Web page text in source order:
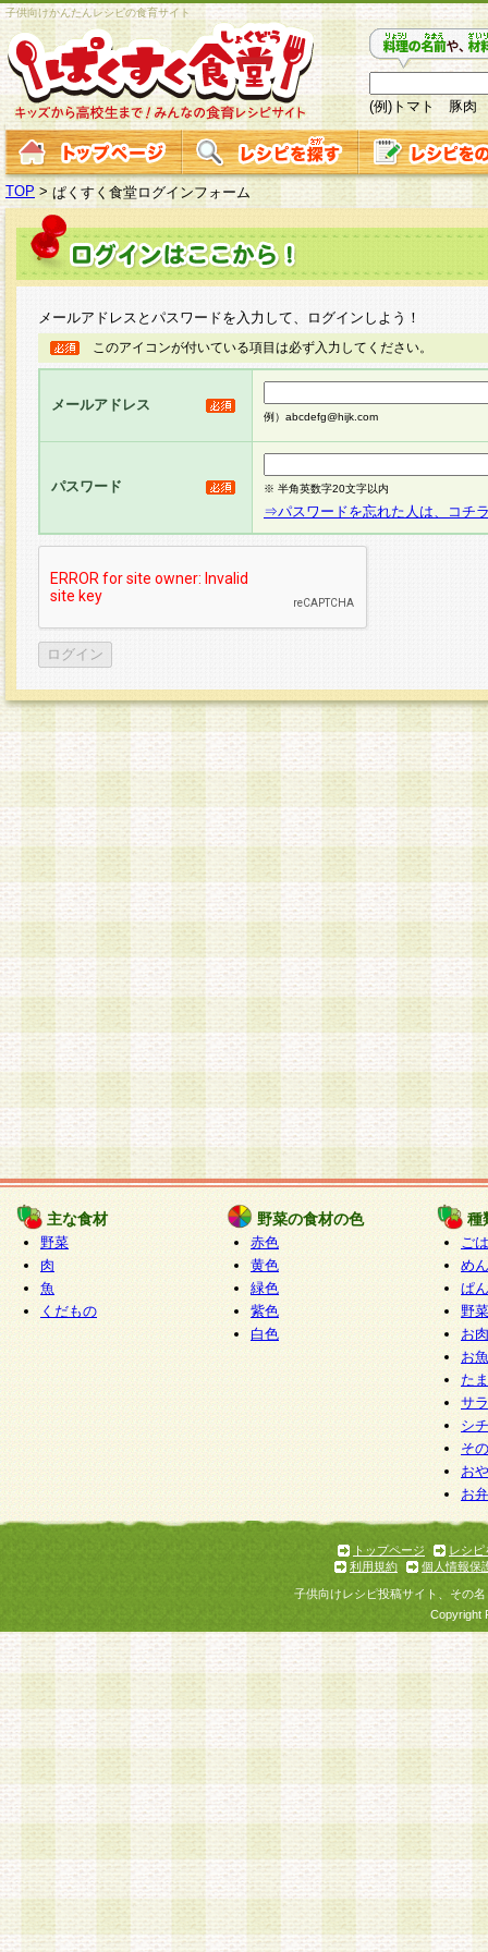
子供向けかんたんレシピの食育サイト
(例)トマト 豚肉
TOP > ぱくすく食堂ログインフォーム
メールアドレスとパスワードを入力して、ログインしよう！
このアイコンが付いている項目は必ず入力してください。
メールアドレス
例）abcdefg@hijk.com
パスワード ※ 半角英数字20文字以内
⇒パスワードを忘れた人は、コチ
主な食材
野菜
肉
魚
くだもの
野菜の食材の色
赤色
黄色
緑色
紫色
白色
種
ご
めん
ぱん
野
お
お
た
サ
シ
そ
お
お
トップページ
レシピ
利用規約
個人情報保
子供向けレシピ投稿サイト、その
Copyright